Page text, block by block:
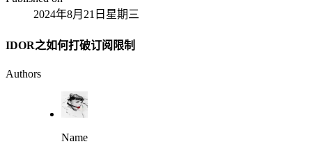
2024年8月21日星期三
IDOR之如何打破订阅限制
Authors
Name